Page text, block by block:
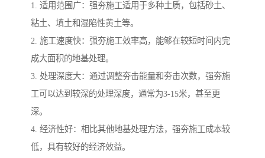
1. 适用范围广：强夯施工适用于多种土质，包括砂土、
粘土、填土和湿陷性黄土等。
2. 施工速度快：强夯施工效率高，能够在较短时间内完
成大面积的地基处理。
3. 处理深度大：通过调整夯击能量和夯击次数，强夯施
工可以达到较深的处理深度，通常为3-15米，甚至更
深。
4. 经济性好：相比其他地基处理方法，强夯施工成本较
低，具有较好的经济效益。